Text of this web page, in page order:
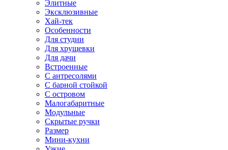
Элитные
Эксклюзивные
Хай-тек
Особенности
Для студии
Для хрущевки
Для дачи
Встроенные
С антресолями
С барной стойкой
С островом
Малогабаритные
Модульные
Скрытые ручки
Размер
Мини-кухни